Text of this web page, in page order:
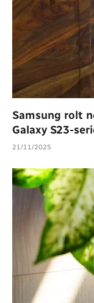
Samsung rolt
Galaxy S23-
21/11/2025